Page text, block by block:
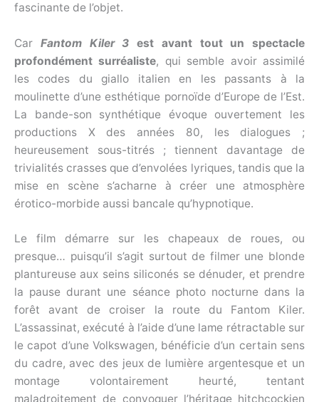
fascinante de l’objet.
Car Fantom Kiler 3 est avant tout un spectacle
profondément surréaliste, qui semble avoir assimilé
les codes du giallo italien en les passants à la
moulinette d’une esthétique pornoïde d’Europe de l’Est.
La bande-son synthétique évoque ouvertement les
productions X des années 80, les dialogues ;
heureusement sous-titrés ; tiennent davantage de
trivialités crasses que d’envolées lyriques, tandis que la
mise en scène s’acharne à créer une atmosphère
érotico-morbide aussi bancale qu’hypnotique.
Le film démarre sur les chapeaux de roues, ou
presque… puisqu’il s’agit surtout de filmer une blonde
plantureuse aux seins siliconés se dénuder, et prendre
la pause durant une séance photo nocturne dans la
forêt avant de croiser la route du Fantom Kiler.
L’assassinat, exécuté à l’aide d’une lame rétractable sur
le capot d’une Volkswagen, bénéficie d’un certain sens
du cadre, avec des jeux de lumière argentesque et un
montage volontairement heurté, tentant
maladroitement de convoquer l’héritage hitchcockien